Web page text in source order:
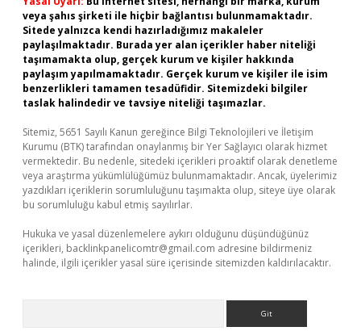
veya şahıs şirketi ile hiçbir bağlantısı bulunmamaktadır.
Sitede yalnızca kendi hazırladığımız makaleler
paylaşılmaktadır. Burada yer alan içerikler haber niteliği
taşımamakta olup, gerçek kurum ve kişiler hakkında
paylaşım yapılmamaktadır. Gerçek kurum ve kişiler ile isim
benzerlikleri tamamen tesadüfidir. Sitemizdeki bilgiler
taslak halindedir ve tavsiye niteliği taşımazlar.
Sitemiz, 5651 Sayılı Kanun gereğince Bilgi Teknolojileri ve İletişim
Kurumu (BTK) tarafından onaylanmış bir Yer Sağlayıcı olarak hizmet
vermektedir. Bu nedenle, sitedeki içerikleri proaktif olarak denetleme
veya araştırma yükümlülüğümüz bulunmamaktadır. Ancak, üyelerimiz
yazdıkları içeriklerin sorumluluğunu taşımakta olup, siteye üye olarak
bu sorumluluğu kabul etmiş sayılırlar.
Hukuka ve yasal düzenlemelere aykırı olduğunu düşündüğünüz
içerikleri, backlinkpanelicomtr@gmail.com adresine bildirmeniz
halinde, ilgili içerikler yasal süre içerisinde sitemizden kaldırılacaktır.